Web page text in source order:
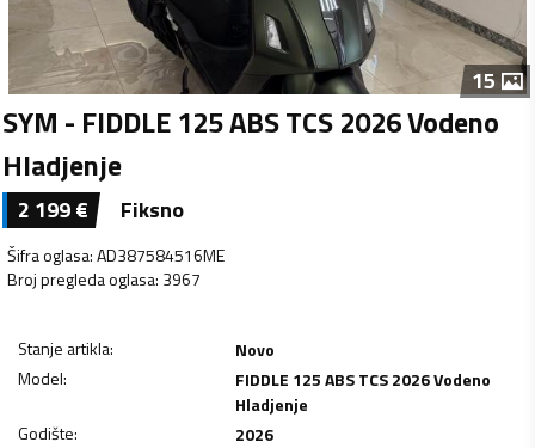
15
SYM - FIDDLE 125 ABS TCS 2026 Vodeno
Hladjenje
2 199€ Fiksno
Šifra oglasa:AD387584516ME
Broj pregleda oglasa: 3967
Stanje artikla:
Novo
Model:
FIDDLE 125 ABS TCS 2026 Vodeno
Hladjenje
Godište:
2026